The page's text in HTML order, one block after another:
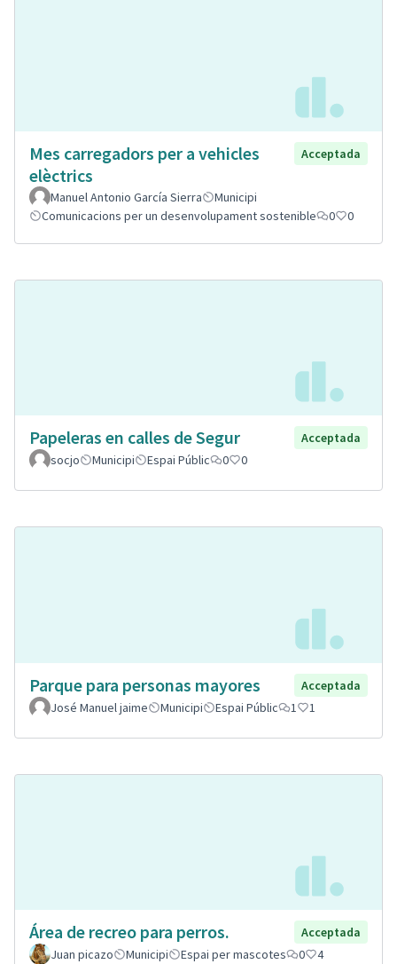
Mes carregadors per a vehicles
elèctrics
Acceptada
Manuel Antonio García Sierra
Municipi
Comunicacions per un desenvolupament sostenible
0 0
Papeleras en calles de Segur
Acceptada
socjo
Municipi Espai Públic 0 0
Parque para personas mayores
Acceptada
José Manuel jaime
Municipi Espai Públic 1 1
Área de recreo para perros.
Acceptada
Juan picazo
Municipi Espai per mascotes 0 4